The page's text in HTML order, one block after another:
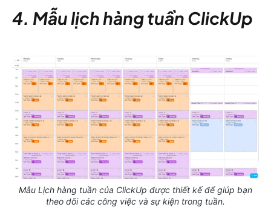
4. Mẫu lịch hàng tuần ClickUp
Mẫu Lịch hàng tuần của ClickUp được thiết kế để giúp bạn
theo dõi các công việc và sự kiện trong tuần.